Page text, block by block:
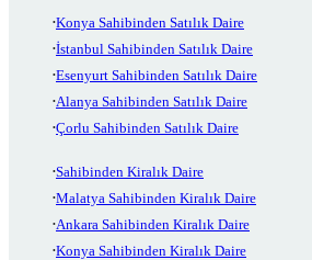
Konya Sahibinden Satılık Daire
İstanbul Sahibinden Satılık Daire
Esenyurt Sahibinden Satılık Daire
Alanya Sahibinden Satılık Daire
Çorlu Sahibinden Satılık Daire
Sahibinden Kiralık Daire
Malatya Sahibinden Kiralık Daire
Ankara Sahibinden Kiralık Daire
Konya Sahibinden Kiralık Daire